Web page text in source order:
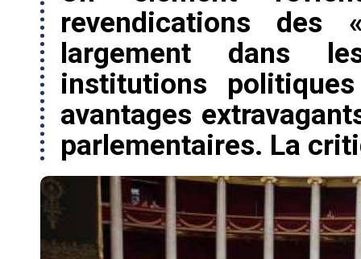
revendications
largement dans
institutions
avantages
parlementaires. La